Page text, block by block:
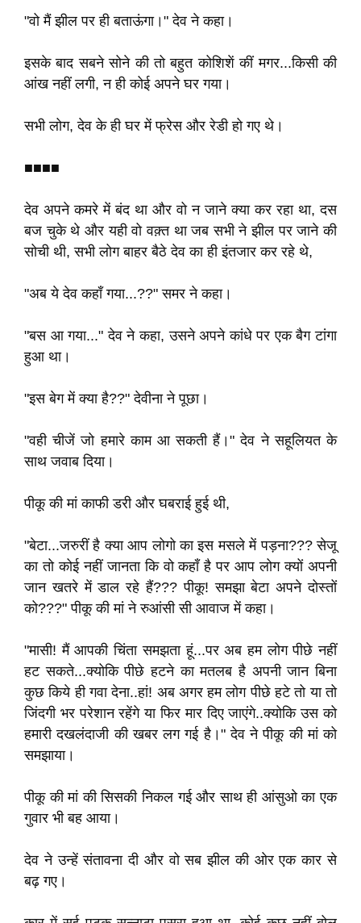
"वो मैं झील पर ही बताऊंगा।" देव ने कहा।
इसके बाद सबने सोने की तो बहुत कोशिशें कीं मगर...किसी की
आंख नहीं लगी, न ही कोई अपने घर गया।
सभी लोग, देव के ही घर में फ्रेस और रेडी हो गए थे।
■■■■
देव अपने कमरे में बंद था और वो न जाने क्या कर रहा था, दस
बज चुके थे और यही वो वक़्त था जब सभी ने झील पर जाने की
सोची थी, सभी लोग बाहर बैठे देव का ही इंतजार कर रहे थे,
"अब ये देव कहाँ गया...??" समर ने कहा।
"बस आ गया..." देव ने कहा, उसने अपने कांधे पर एक बैग टांगा
हुआ था।
"इस बेग में क्या है??" देवीना ने पूछा।
"वही चीजें जो हमारे काम आ सकती हैं।" देव ने सहूलियत के
साथ जवाब दिया।
पीकू की मां काफी डरी और घबराई हुई थी,
"बेटा...जरुरीं है क्या आप लोगो का इस मसले में पड़ना??? सेजू
का तो कोई नहीं जानता कि वो कहाँ है पर आप लोग क्यों अपनी
जान खतरे में डाल रहे हैं??? पीकू! समझा बेटा अपने दोस्तों
को???" पीकू की मां ने रुआंसी सी आवाज में कहा।
"मासी! मैं आपकी चिंता समझता हूं...पर अब हम लोग पीछे नहीं
हट सकते...क्योकि पीछे हटने का मतलब है अपनी जान बिना
कुछ किये ही गवा देना..हां! अब अगर हम लोग पीछे हटे तो या तो
जिंदगी भर परेशान रहेंगे या फिर मार दिए जाएंगे..क्योकि उस को
हमारी दखलंदाजी की खबर लग गई है।" देव ने पीकू की मां को
समझाया।
पीकू की मां की सिसकी निकल गई और साथ ही आंसुओ का एक
गुवार भी बह आया।
देव ने उन्हें संतावना दी और वो सब झील की ओर एक कार से
बढ़ गए।